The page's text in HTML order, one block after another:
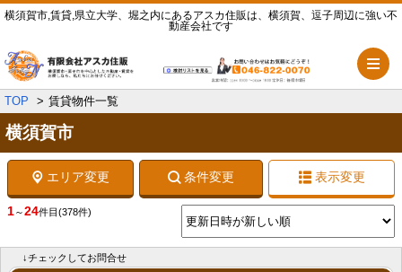
横須賀市,賃貸,県立大学、堀之内にあるアスカ住販は、横須賀、逗子周辺に強い不
動産会社です
TOP 賃貸物件一覧
横須賀市
エリア変更 条件変更 表示変更
1～24件目 (378件)
↓チェックしてお問合せ